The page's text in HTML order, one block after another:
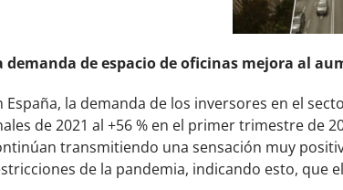
demanda de espacio de oficinas mejora al
España, la demanda de los inversores en el
de 2021 al +56 % en el primer trimestre de
transmitiendo una sensación muy
de la pandemia, indicando esto, que